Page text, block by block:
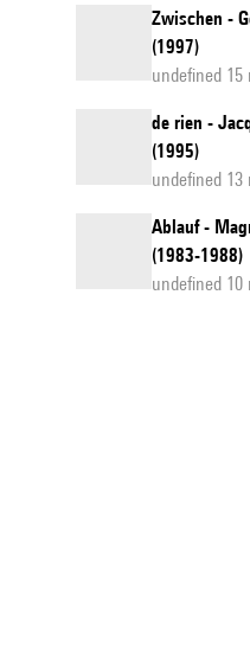
Zwischen -
(1997)
undefined 15
de rien -
(1995)
undefined 13
Ablauf -
(1983-1988)
undefined 10